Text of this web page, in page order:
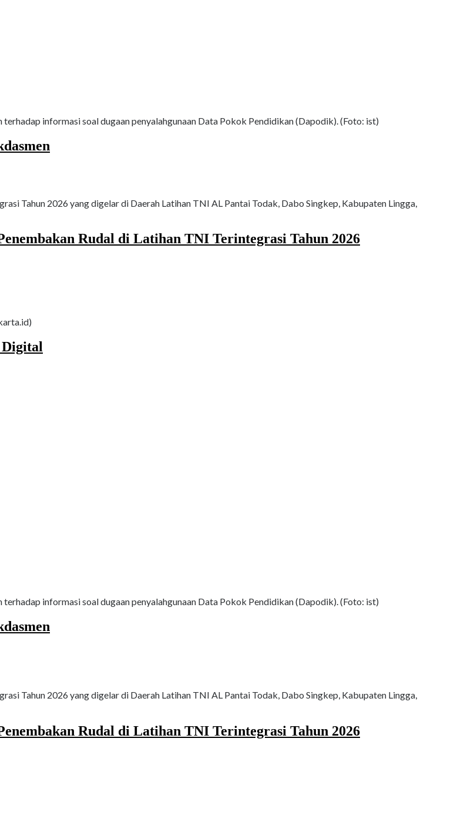
informasi soal dugaan penyalahgunaan Data Pokok Pendidikan (Dapodik). (Foto: ist)
Tahun 2026 yang digelar di Daerah Latihan TNI AL Pantai Todak, Dabo Singkep, Kabupaten Lingga,
Rudal di Latihan TNI Terintegrasi Tahun 2026
Digital
informasi soal dugaan penyalahgunaan Data Pokok Pendidikan (Dapodik). (Foto: ist)
Tahun 2026 yang digelar di Daerah Latihan TNI AL Pantai Todak, Dabo Singkep, Kabupaten Lingga,
Rudal di Latihan TNI Terintegrasi Tahun 2026